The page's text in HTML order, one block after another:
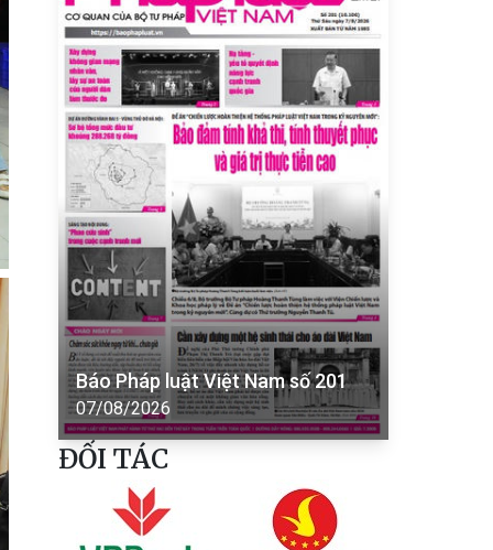
Báo Pháp luật Việt Nam số 201
07/08/2026
ĐỐI TÁC